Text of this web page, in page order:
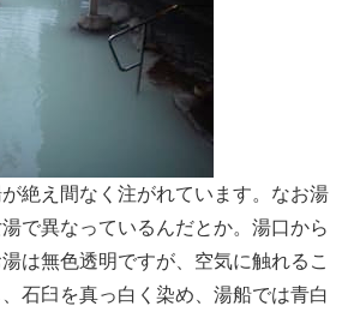
絶え間なく注がれています。なお湯
で異なっているんだとか。湯口から
は無色透明ですが、空気に触れるこ
石臼を真っ白く染め、湯船では青白